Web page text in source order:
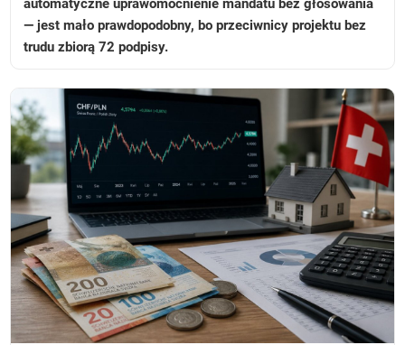
automatyczne uprawomocnienie mandatu bez głosowania
— jest mało prawdopodobny, bo przeciwnicy projektu bez
trudu zbiorą 72 podpisy.